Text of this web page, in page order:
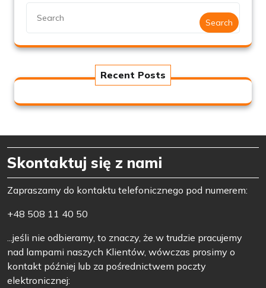
Search
Recent Posts
Skontaktuj się z nami
Zapraszamy do kontaktu telefonicznego pod numerem:
+48 508 11 40 50
...jeśli nie odbieramy, to znaczy, że w trudzie pracujemy
nad lampami naszych Klientów, wówczas prosimy o
kontakt później lub za pośrednictwem poczty
elektronicznej: